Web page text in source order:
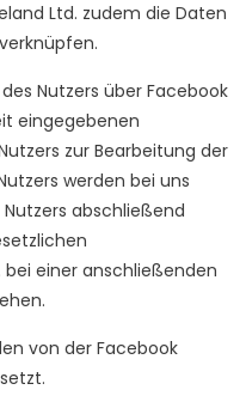
Ltd. zudem die Daten
Nutzers über Facebook
eingegebenen
zur Bearbeitung der
werden bei uns
abschließend
bei einer anschließenden
von der Facebook